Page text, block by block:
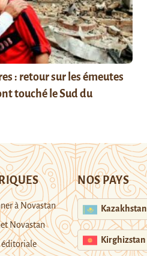
: retour sur les émeutes
touché le Sud du
à Novastan
Novastan
éditoriale
NOS PAYS
Kazakhstan
Kirghizstan